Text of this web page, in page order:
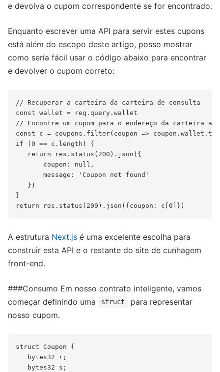
e devolva o cupom correspondente se for encontrado.
Enquanto escrever uma API para servir estes cupons
está além do escopo deste artigo, posso mostrar
como seria fácil usar o código abaixo para encontrar
e devolver o cupom correto:
// Recuperar a carteira da carteira de consulta
const wallet = req.query.wallet
// Encontre um cupom para o endereço da carteira
const c = coupons.filter(coupon =>
if (0 == c.length) {
   return res.status(200).json({
       coupon: null,
       message: 'Coupon not found'
   })
}
A estrutura Next.js é uma excelente escolha para
construir esta API e o restante do site de cunhagem
front-end.
###Consumo Em nosso contrato inteligente, vamos
começar definindo uma
struct
para representar
nosso cupom.
struct Coupon {
   bytes32 r;
   bytes32 s;